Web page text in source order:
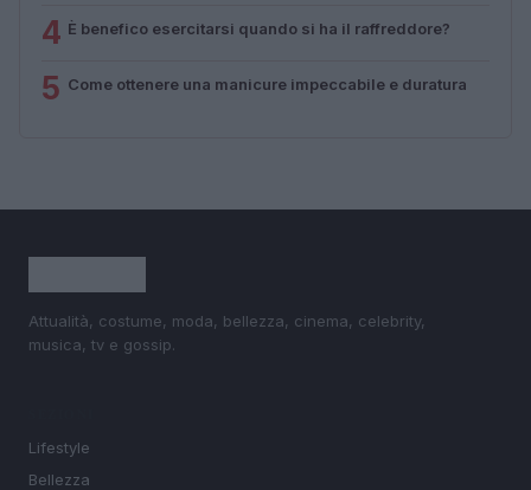
4 È benefico esercitarsi quando si ha il raffreddore?
5 Come ottenere una manicure impeccabile e duratura
Attualità, costume, moda, bellezza, cinema, celebrity,
musica, tv e gossip.
Lifestyle
Bellezza